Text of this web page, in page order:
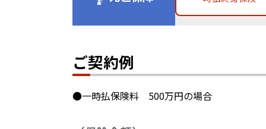
ご契約例
●一時払保険料 500万円の場合